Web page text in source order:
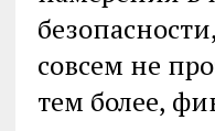
совсем не
тем более,